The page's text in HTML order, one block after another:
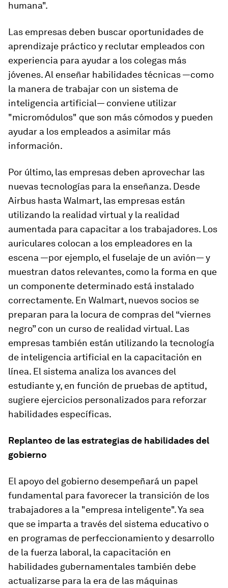
humana".
Las empresas deben buscar oportunidades de
aprendizaje práctico y reclutar empleados con
experiencia para ayudar a los colegas más
jóvenes. Al enseñar habilidades técnicas —como
la manera de trabajar con un sistema de
inteligencia artificial— conviene utilizar
"micromódulos" que son más cómodos y pueden
ayudar a los empleados a asimilar más
información.
Por último, las empresas deben aprovechar las
nuevas tecnologías para la enseñanza. Desde
Airbus hasta Walmart, las empresas están
utilizando la realidad virtual y la realidad
aumentada para capacitar a los trabajadores. Los
auriculares colocan a los empleadores en la
escena —por ejemplo, el fuselaje de un avión— y
muestran datos relevantes, como la forma en que
un componente determinado está instalado
correctamente. En Walmart, nuevos socios se
preparan para la locura de compras del “viernes
negro” con un curso de realidad virtual. Las
empresas también están utilizando la tecnología
de inteligencia artificial en la capacitación en
línea. El sistema analiza los avances del
estudiante y, en función de pruebas de aptitud,
sugiere ejercicios personalizados para reforzar
habilidades específicas.
Replanteo de las estrategias de habilidades del
gobierno
El apoyo del gobierno desempeñará un papel
fundamental para favorecer la transición de los
trabajadores a la "empresa inteligente". Ya sea
que se imparta a través del sistema educativo o
en programas de perfeccionamiento y desarrollo
de la fuerza laboral, la capacitación en
habilidades gubernamentales también debe
actualizarse para la era de las máquinas